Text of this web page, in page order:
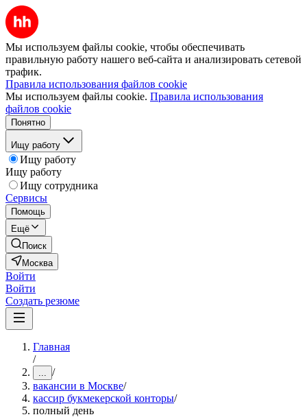
Мы используем файлы cookie, чтобы обеспечивать
правильную работу нашего веб-сайта и анализировать сетевой
трафик.
Правила использования файлов cookie
Мы используем файлы cookie. Правила использования
файлов cookie
Понятно
Ищу работу
Ищу работу
Ищу работу
Ищу сотрудника
Сервисы
Помощь
Ещё
Поиск
Москва
Войти
Войти
Создать резюме
Главная
/
... /
вакансии в Москве/
кассир букмекерской конторы/
полный день